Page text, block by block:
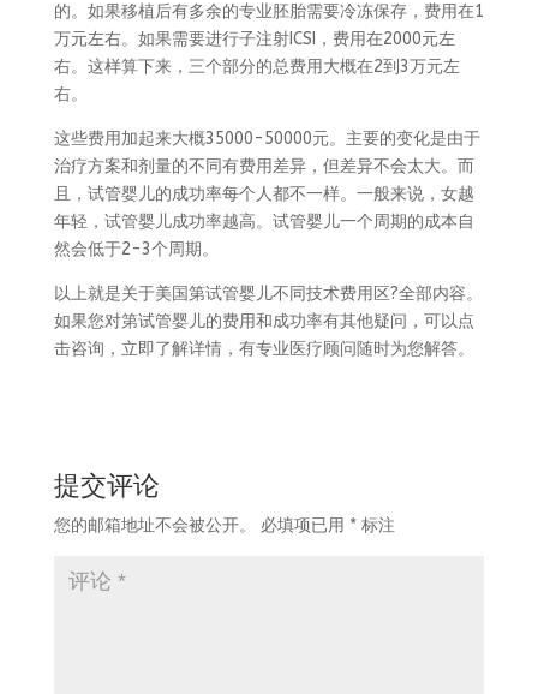
的。如果移植后有多余的专业胚胎需要冷冻保存，费用在1
万元左右。如果需要进行子注射ICSI，费用在2000元左
右。这样算下来，三个部分的总费用大概在2到3万元左
右。
这些费用加起来大概35000-50000元。主要的变化是由于
治疗方案和剂量的不同有费用差异，但差异不会太大。而
且，试管婴儿的成功率每个人都不一样。一般来说，女越
年轻，试管婴儿成功率越高。试管婴儿一个周期的成本自
然会低于2-3个周期。
以上就是关于美国第试管婴儿不同技术费用区?全部内容。
如果您对第试管婴儿的费用和成功率有其他疑问，可以点
击咨询，立即了解详情，有专业医疗顾问随时为您解答。
提交评论
您的邮箱地址不会被公开。 必填项已用 *标注